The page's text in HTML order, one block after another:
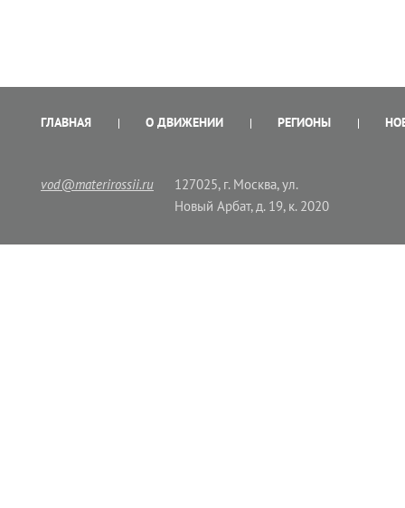
ГЛАВНАЯ О ДВИЖЕНИИ РЕГИОНЫ
vod@materirossii.ru
127025, г. Москва, ул.
Новый Арбат, д. 19, к. 2020